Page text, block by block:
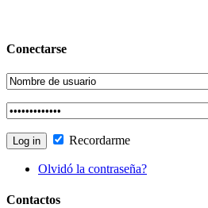
Conectarse
Recordarme
Olvidó la contraseña?
Contactos